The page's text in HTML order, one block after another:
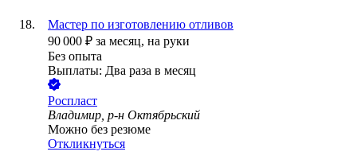
Мастер по изготовлению отливов
90 000 ₽ за месяц, на руки
Без опыта
Выплаты: Два раза в месяц
Роспласт
Владимир, р-н Октябрьский
Можно без резюме
Откликнуться